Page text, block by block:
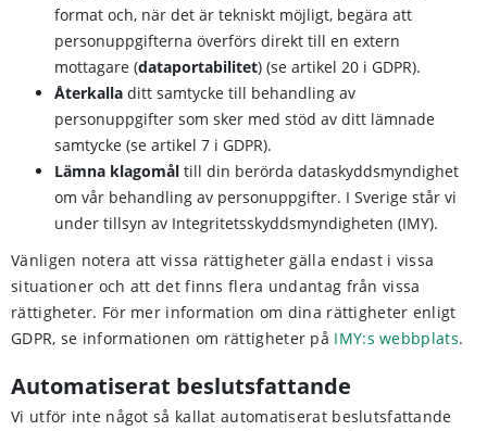
format och, när det är tekniskt möjligt, begära att
personuppgifterna överförs direkt till en extern
mottagare (dataportabilitet) (se artikel 20 i GDPR).
Återkalla ditt samtycke till behandling av
personuppgifter som sker med stöd av ditt lämnade
samtycke (se artikel 7 i GDPR).
Lämna klagomål till din berörda dataskyddsmyndighet
om vår behandling av personuppgifter. I Sverige står vi
under tillsyn av Integritetsskyddsmyndigheten (IMY).
Vänligen notera att vissa rättigheter gälla endast i vissa
situationer och att det finns flera undantag från vissa
rättigheter. För mer information om dina rättigheter enligt
GDPR, se informationen om rättigheter på IMY:s webbplats.
Automatiserat beslutsfattande
Vi utför inte något så kallat automatiserat beslutsfattande